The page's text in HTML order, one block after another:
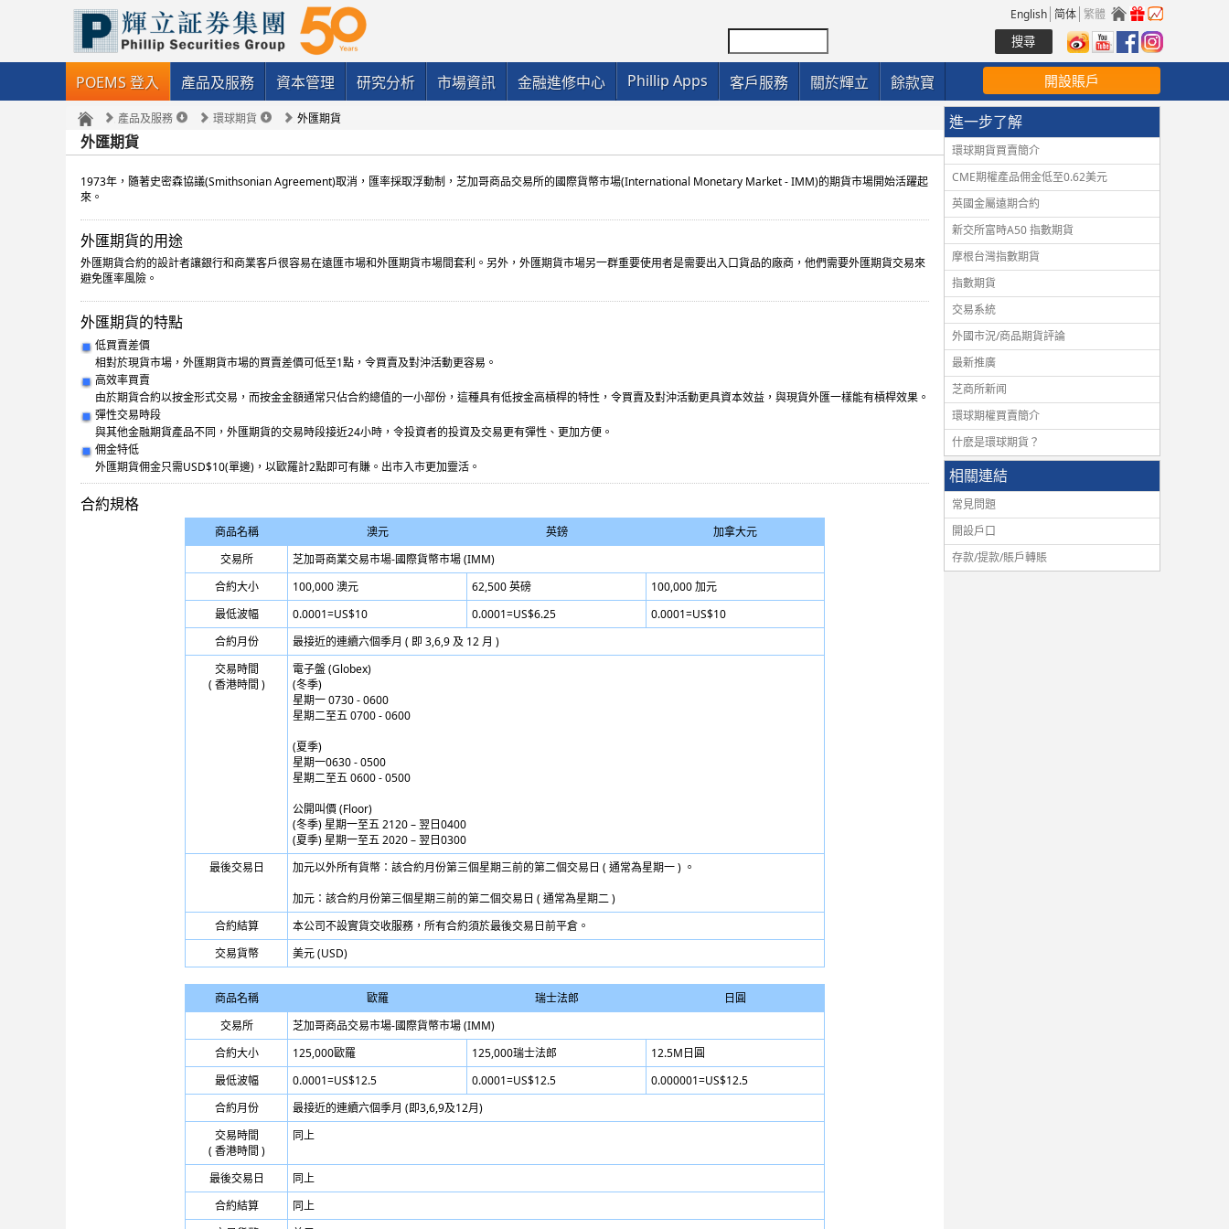
English 简体 繁體
POEMS 登入 產品及服務 資本管理 研究分析 市場資訊 金融進修中心 Phillip Apps 客戶服務 關於輝立 餘款寶 開設賬戶
產品及服務 環球期貨 外匯期貨
外匯期貨
1973年，隨著史密森協議(Smithsonian Agreement)取消，匯率採取浮動制，芝加哥商品交易所的國際貨幣市場(International Monetary Market - IMM)的期貨市場開始活躍起
來。
外匯期貨的用途
外匯期貨合約的設計者讓銀行和商業客戶很容易在遠匯市場和外匯期貨市場間套利。另外，外匯期貨市場另一群重要使用者是需要出入口貨品的廠商，他們需要外匯期貨交易來
避免匯率風險。
外匯期貨的特點
低買賣差價
相對於現貨市場，外匯期貨市場的買賣差價可低至1點，令買賣及對沖活動更容易。
高效率買賣
由於期貨合約以按金形式交易，而按金金額通常只佔合約總值的一小部份，這種具有低按金高槓桿的特性，令買賣及對沖活動更具資本效益，與現貨外匯一樣能有槓桿效果。
彈性交易時段
與其他金融期貨產品不同，外匯期貨的交易時段接近24小時，令投資者的投資及交易更有彈性、更加方便。
佣金特低
外匯期貨佣金只需USD$10(單邊)，以歐羅計2點即可有賺。出市入市更加靈活。
合約規格
商品名稱 澳元 英鎊
加拿大元
交易所
芝加哥商業交易市場-國際貨幣市場 (IMM)
合約大小
100,000 澳元 62,500 英磅
100,000 加元
最低波幅
0.0001=US$10 0.0001=US$6.25
0.0001=US$10
合約月份
最接近的連續六個季月 ( 即 3,6,9 及 12 月 )
交易時間
( 香港時間 )
電子盤 (Globex)
(冬季)
星期一 0730 - 0600
星期二至五 0700 - 0600
(夏季)
星期一0630 - 0500
星期二至五 0600 - 0500
公開叫價 (Floor)
(冬季) 星期一至五 2120 – 翌日0400
(夏季) 星期一至五 2020 – 翌日0300
最後交易日
加元以外所有貨幣：該合約月份第三個星期三前的第二個交易日 ( 通常為星期一 ) 。
加元：該合約月份第三個星期三前的第二個交易日 ( 通常為星期二 )
合約結算
本公司不設實貨交收服務，所有合約須於最後交易日前平倉。
交易貨幣
美元 (USD)
商品名稱 歐羅 瑞士法郎
日圓
交易所
芝加哥商品交易市場-國際貨幣市場 (IMM)
合約大小
125,000歐羅 125,000瑞士法郎
12.5M日圓
最低波幅
0.0001=US$12.5 0.0001=US$12.5
0.000001=US$12.5
合約月份
最接近的連續六個季月 (即3,6,9及12月)
交易時間
( 香港時間 )
同上
最後交易日
同上
合約結算
同上
進一步了解
環球期貨買賣簡介
CME期權產品佣金低至0.62美元
英國金屬遠期合約
新交所富時A50 指數期貨
摩根台灣指數期貨
指數期貨
交易系統
外國市況/商品期貨評論
最新推廣
芝商所新闻
環球期權買賣簡介
什麽是環球期貨？
相關連結
常見問題
開設戶口
存款/提款/賬戶轉賬